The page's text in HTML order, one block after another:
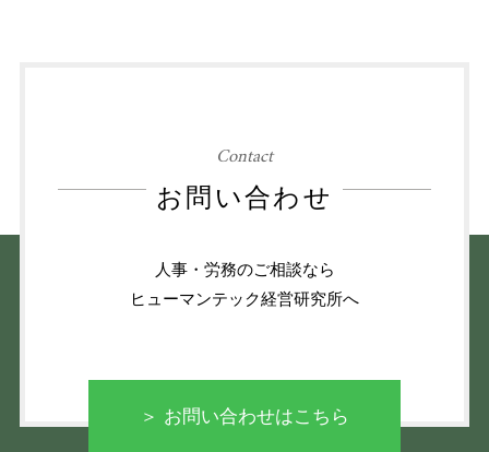
Contact
お問い合わせ
人事・労務のご相談なら
ヒューマンテック経営研究所へ
＞ お問い合わせはこちら